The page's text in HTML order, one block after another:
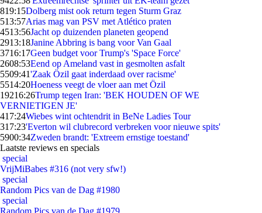
819:15Dolberg mist ook return tegen Sturm Graz
513:57Arias mag van PSV met Atlético praten
4513:56Jacht op duizenden planeten geopend
2913:18Janine Abbring is bang voor Van Gaal
3716:17Geen budget voor Trump's 'Space Force'
2608:53Eend op Ameland vast in gesmolten asfalt
5509:41'Zaak Özil gaat inderdaad over racisme'
5514:20Hoeness veegt de vloer aan met Özil
19216:26Trump tegen Iran: 'BEK HOUDEN OF WE
VERNIETIGEN JE'
417:24Wiebes wint ochtendrit in BeNe Ladies Tour
317:23'Everton wil clubrecord verbreken voor nieuwe spits'
5900:34Zweden brandt: 'Extreem ernstige toestand'
Laatste reviews en specials
special
VrijMiBabes #316 (not very sfw!)
special
Random Pics van de Dag #1980
special
Random Pics van de Dag #1979